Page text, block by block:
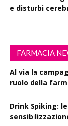
e disturbi
FARMACIA
Al via la
ruolo della
Drink Spiking: